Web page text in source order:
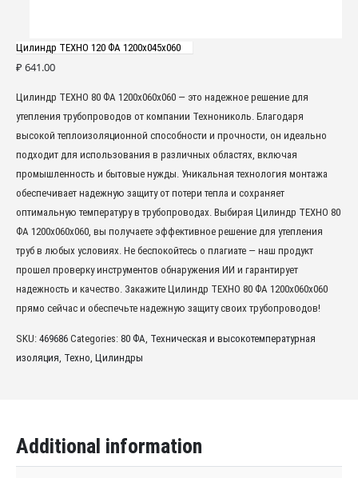
Цилиндр ТЕХНО 120 ФА 1200x045x060
₽ 641.00
Цилиндр ТЕХНО 80 ФА 1200x060x060 — это надежное решение для
утепления трубопроводов от компании Технониколь. Благодаря
высокой теплоизоляционной способности и прочности, он идеально
подходит для использования в различных областях, включая
промышленность и бытовые нужды. Уникальная технология монтажа
обеспечивает надежную защиту от потери тепла и сохраняет
оптимальную температуру в трубопроводах. Выбирая Цилиндр ТЕХНО 80
ФА 1200x060x060, вы получаете эффективное решение для утепления
труб в любых условиях. Не беспокойтесь о плагиате — наш продукт
прошел проверку инструментов обнаружения ИИ и гарантирует
надежность и качество. Закажите Цилиндр ТЕХНО 80 ФА 1200x060x060
прямо сейчас и обеспечьте надежную защиту своих трубопроводов!
SKU: 469686 Categories: 80 ФА Техническая и высокотемпературная
изоляция Техно Цилиндры
Additional information